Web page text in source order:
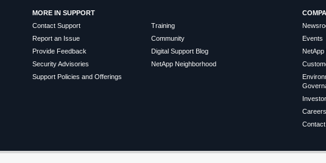
MORE IN SUPPORT
Contact Support
Report an Issue
Provide Feedback
Security Advisories
Support Policies and Offerings
Training
Community
Digital Support Blog
NetApp Neighborhood
Events
NetApp
Careers